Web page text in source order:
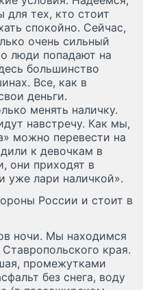
для тех, кто стоит
спокойно. Сейчас,
очень сильный
люди попадают на
большинство
Все, как в
деньги.
менять наличку.
навстречу. Как мы,
можно перевести на
к девочкам в
они приходят в
уже лари наличкой».
России и стоит в
ночи. Мы находимся
края.
промежутками
без снега, воду